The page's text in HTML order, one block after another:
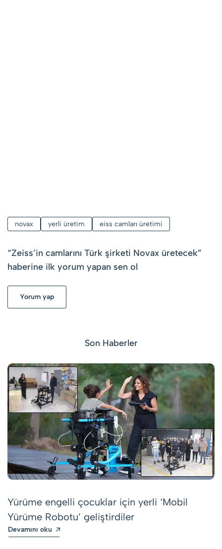
novax yerli üretim eiss camları üretimi
“Zeiss’in camlarını Türk şirketi Novax üretecek”
haberine ilk yorum yapan sen ol
Yorum yap
Son Haberler
Yürüme engelli çocuklar için yerli ‘Mobil
Yürüme Robotu’ geliştirdiler
Devamını oku